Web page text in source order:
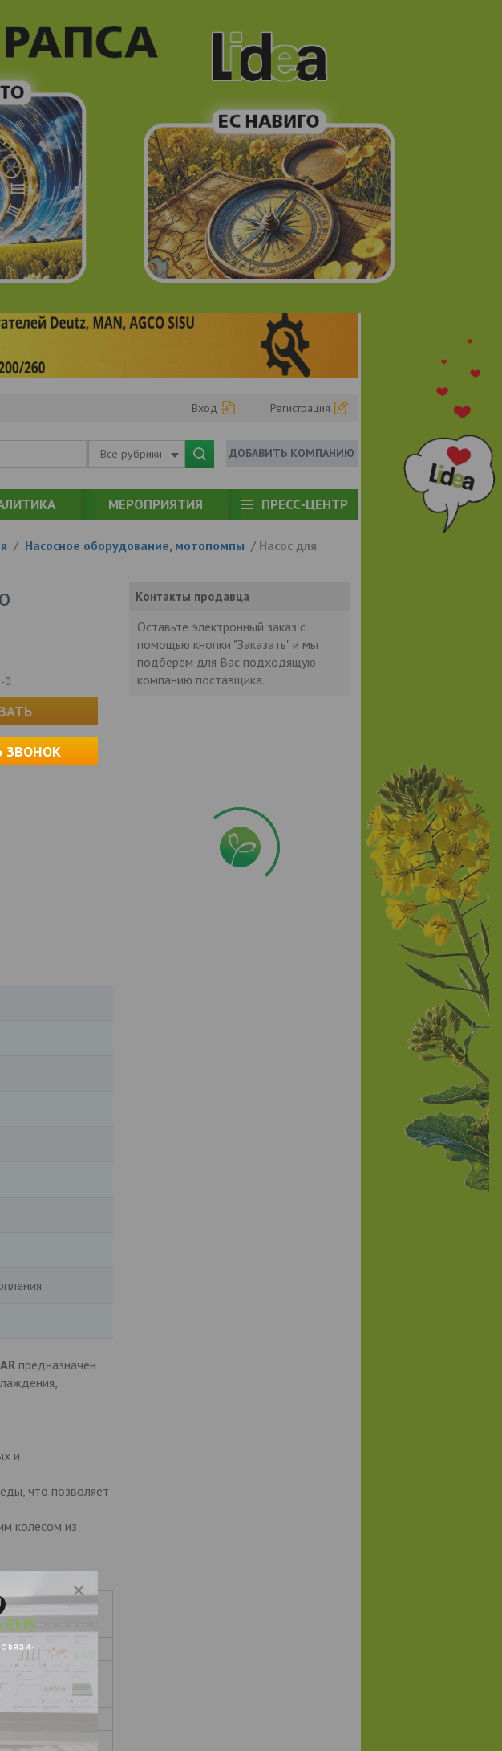
Вход Регистрация
Все рубрики ДОБАВИТЬ КОМПАНИЮ
МЕРОПРИЯТИЯ ПРЕСС-ЦЕНТР
/ Насосное оборудование, мотопомпы / Насос для
0
ЗВОНОК
предназначен
и
что позволяет
колесом из
для модели
Контакты продавца
Оставьте электронный заказ с
помощью кнопки "Заказать" и мы
подберем для Вас подходящую
компанию поставщика.